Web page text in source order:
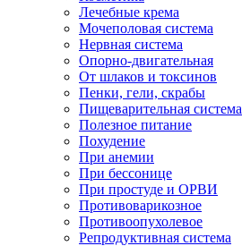
Лечебные крема
Мочеполовая система
Нервная система
Опорно-двигательная
От шлаков и токсинов
Пенки, гели, скрабы
Пищеварительная система
Полезное питание
Похудение
При анемии
При бессонице
При простуде и ОРВИ
Противоварикозное
Противоопухолевое
Репродуктивная система